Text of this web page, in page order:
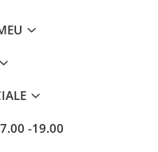
-19.00